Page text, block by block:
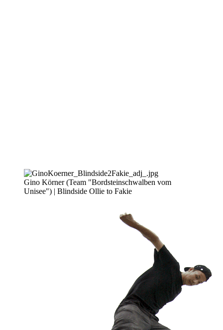
Gino Körner (Team "Bordsteinschwalben vom
Unisee") | Blindside Ollie to Fakie